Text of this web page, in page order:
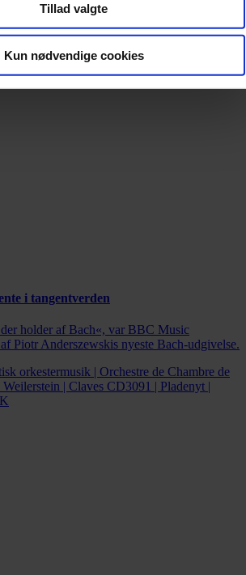
Tillad valgte
Kun nødvendige cookies
i tangentverden
holder af Bach«, var BBC Music
Piotr Anderszewskis nyeste Bach-udgivelse.